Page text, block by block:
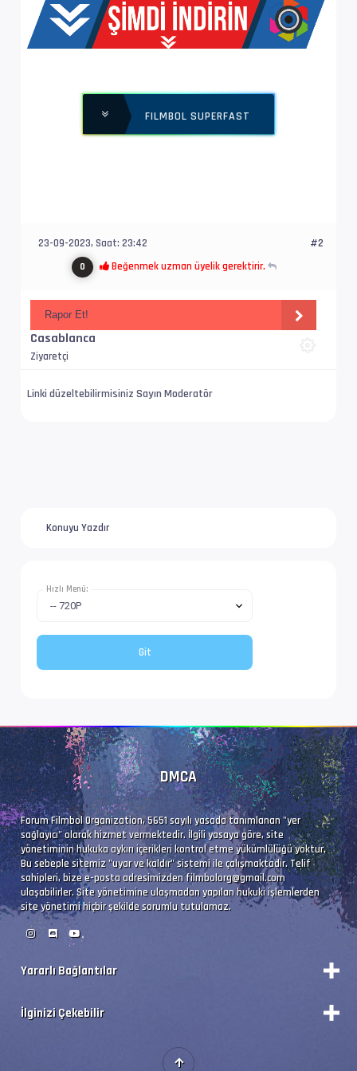
Ses  #2           : AC-3 at 384 kb/s
Dil               : tr
FILMBOL SUPERFAST
23-09-2023, Saat: 23:42
0 Beğenmek uzman üyelik gerektirir.
#2
Rapor Et!
Casablanca
Ziyaretçi
Linki düzeltebilirmisiniz Sayın Moderatör
Konuyu Yazdır
Hızlı Menü:
DMCA
Forum Filmbol Organization, 5651 sayılı yasada tanımlanan "yer
sağlayıcı" olarak hizmet vermektedir. İlgili yasaya göre, site
yönetiminin hukuka aykırı içerikleri kontrol etme yükümlülüğü yoktur.
Bu sebeple sitemiz "uyar ve kaldır" sistemi ile çalışmaktadır. Telif
sahipleri, bize e-posta adresimizdenfilmbolorg@gmail.com
ulaşabilirler. Site yönetimine ulaşmadan yapılan hukuki işlemlerden
site yönetimi hiçbir şekilde sorumlu tutulamaz.
Yararlı Bağlantılar
Vizyon Filmler
İlginizi Çekebilir